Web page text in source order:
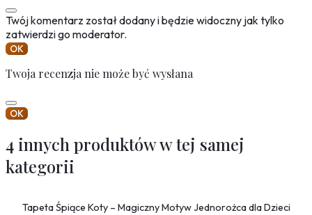
Twój komentarz został dodany i będzie widoczny jak tylko
zatwierdzi go moderator.
OK
Twoja recenzja nie może być wysłana
OK
4 innych produktów w tej samej
kategorii
Tapeta Śpiące Koty – Magiczny Motyw Jednorożca dla Dzieci